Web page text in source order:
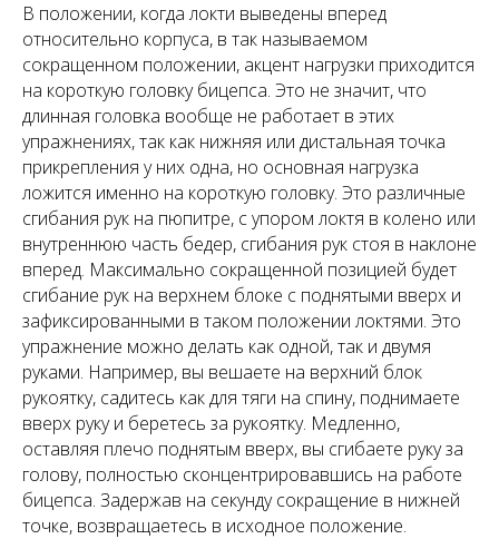
В положении, когда локти выведены вперед
относительно корпуса, в так называемом
сокращенном положении, акцент нагрузки приходится
на короткую головку бицепса. Это не значит, что
длинная головка вообще не работает в этих
упражнениях, так как нижняя или дистальная точка
прикрепления у них одна, но основная нагрузка
ложится именно на короткую головку. Это различные
сгибания рук на пюпитре, с упором локтя в колено или
внутреннюю часть бедер, сгибания рук стоя в наклоне
вперед. Максимально сокращенной позицией будет
сгибание рук на верхнем блоке с поднятыми вверх и
зафиксированными в таком положении локтями. Это
упражнение можно делать как одной, так и двумя
руками. Например, вы вешаете на верхний блок
рукоятку, садитесь как для тяги на спину, поднимаете
вверх руку и беретесь за рукоятку. Медленно,
оставляя плечо поднятым вверх, вы сгибаете руку за
голову, полностью сконцентрировавшись на работе
бицепса. Задержав на секунду сокращение в нижней
точке, возвращаетесь в исходное положение.